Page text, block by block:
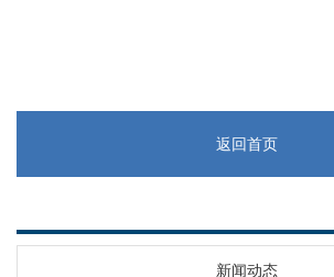
返回首页
新闻动态